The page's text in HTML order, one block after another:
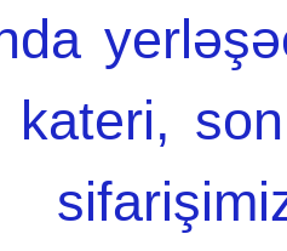
kateri,